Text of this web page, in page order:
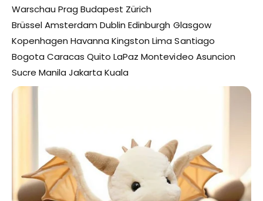
Warschau Prag Budapest Zürich
Brüssel Amsterdam Dublin Edinburgh Glasgow
Kopenhagen Havanna Kingston Lima Santiago
Bogota Caracas Quito LaPaz Montevideo Asuncion
Sucre Manila Jakarta Kuala